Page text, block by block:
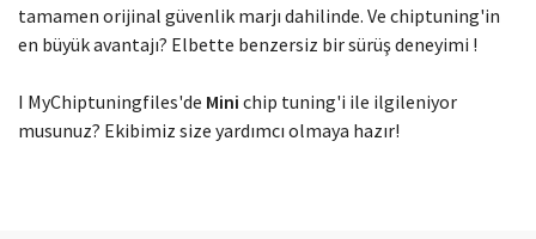
tamamen orijinal güvenlik marjı dahilinde. Ve chiptuning'in
en büyük avantajı? Elbette benzersiz bir sürüş deneyimi !
I MyChiptuningfiles'de Mini chip tuning'i ile ilgileniyor
musunuz? Ekibimiz size yardımcı olmaya hazır!